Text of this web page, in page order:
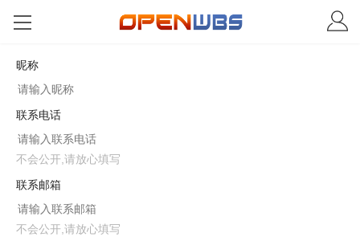
昵称
联系电话
不会公开,请放心填写
联系邮箱
不会公开,请放心填写